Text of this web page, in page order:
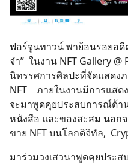
ฟอร์จูนทาวน์ พาย้อนรอยอดี
จำ” ในงาน NFT Gallery
นิทรรศการศิลปะที่จัดแสดง
NFT ภายในงานมีการแสด
จะมาพูดคุยประสบการณ์ด้า
หนังสือ และของสะสม นอก
ขาย NFT บนโลกดิจิทัล,
มาร่วมวงเสวนาพูดคุยประ